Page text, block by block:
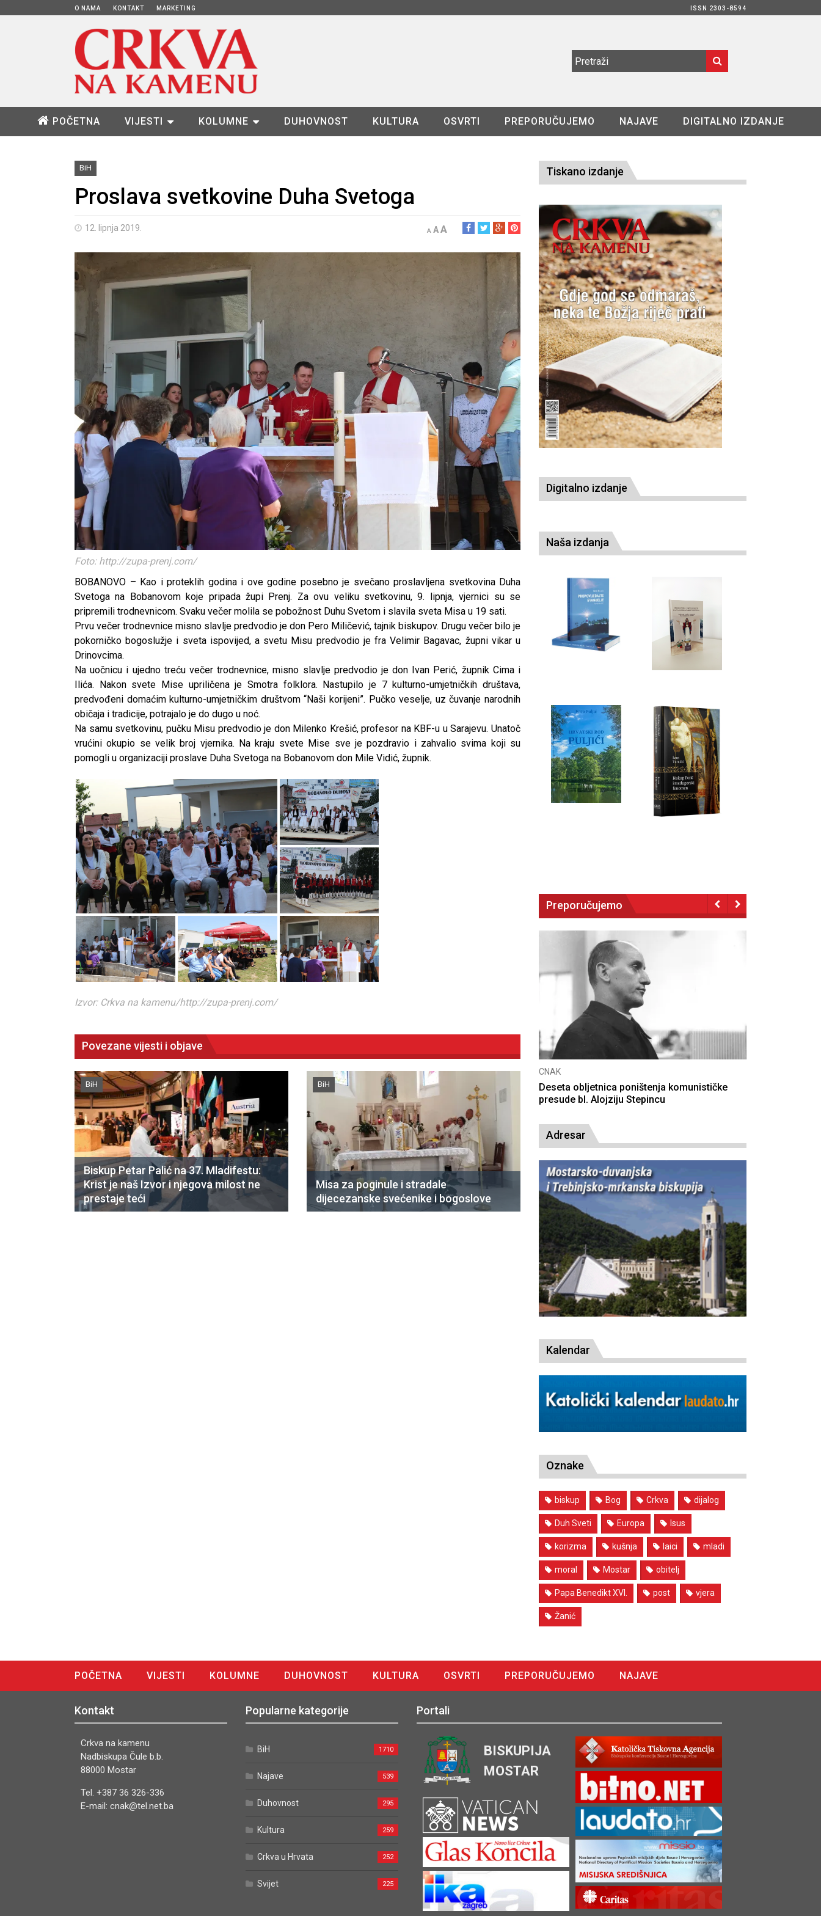
O NAMA KONTAKT MARKETING ISSN 2303-8594
POČETNA VIJESTI KOLUMNE DUHOVNOST KULTURA OSVRTI PREPORUČUJEMO NAJAVE DIGITALNO IZDANJE
BiH
Proslava svetkovine Duha Svetoga
12. lipnja 2019. A AA
Foto: http://zupa-prenj.com/
BOBANOVO – Kao i proteklih godina i ove godine posebno je svečano proslavljena svetkovina Duha
Svetoga na Bobanovom koje pripada župi Prenj. Za ovu veliku svetkovinu, 9. lipnja, vjernici su se
pripremili trodnevnicom. Svaku večer molila se pobožnost Duhu Svetom i slavila sveta Misa u 19 sati.
Prvu večer trodnevnice misno slavlje predvodio je don Pero Miličević, tajnik biskupov. Drugu večer bilo je
pokorničko bogoslužje i sveta ispovijed, a svetu Misu predvodio je fra Velimir Bagavac, župni vikar u
Drinovcima.
Na uočnicu i ujedno treću večer trodnevnice, misno slavlje predvodio je don Ivan Perić, župnik Cima i
Ilića. Nakon svete Mise upriličena je Smotra folklora. Nastupilo je 7 kulturno-umjetničkih društava,
predvođeni domaćim kulturno-umjetničkim društvom “Naši korijeni”. Pučko veselje, uz čuvanje narodnih
običaja i tradicije, potrajalo je do dugo u noć.
Na samu svetkovinu, pučku Misu predvodio je don Milenko Krešić, profesor na KBF-u u Sarajevu. Unatoč
vrućini okupio se velik broj vjernika. Na kraju svete Mise sve je pozdravio i zahvalio svima koji su
pomogli u organizaciji proslave Duha Svetoga na Bobanovom don Mile Vidić, župnik.
Izvor: Crkva na kamenu/http://zupa-prenj.com/
Povezane vijesti i objave
BiH
Biskup Petar Palić na 37. Mladifestu:
Krist je naš Izvor i njegova milost ne
prestaje teći
BiH
Misa za poginule i stradale
dijecezanske svećenike i bogoslove
Tiskano izdanje
Digitalno izdanje
Naša izdanja
Preporučujemo
CNAK
Kad se nasilje pretvara u optužnicu Smrtovdan nadbiskupa Petra Čule
Adresar
Kalendar
Oznake
biskup Bog Crkva dijalog
Duh Sveti Europa Isus
korizma kušnja laici mladi
moral Mostar obitelj
Papa Benedikt XVI. post vjera
Žanić
POČETNA VIJESTI KOLUMNE DUHOVNOST KULTURA OSVRTI PREPORUČUJEMO
NAJAVE
Kontakt
Crkva na kamenu
Nadbiskupa Čule b.b.
88000 Mostar
Tel. +387 36 326-336
E-mail: cnak@tel.net.ba
Popularne kategorije
BiH 1710
Najave 539
Duhovnost 295
Kultura 259
Crkva u Hrvata 252
Svijet 225
Portali
BISKUPIJA
MOSTAR